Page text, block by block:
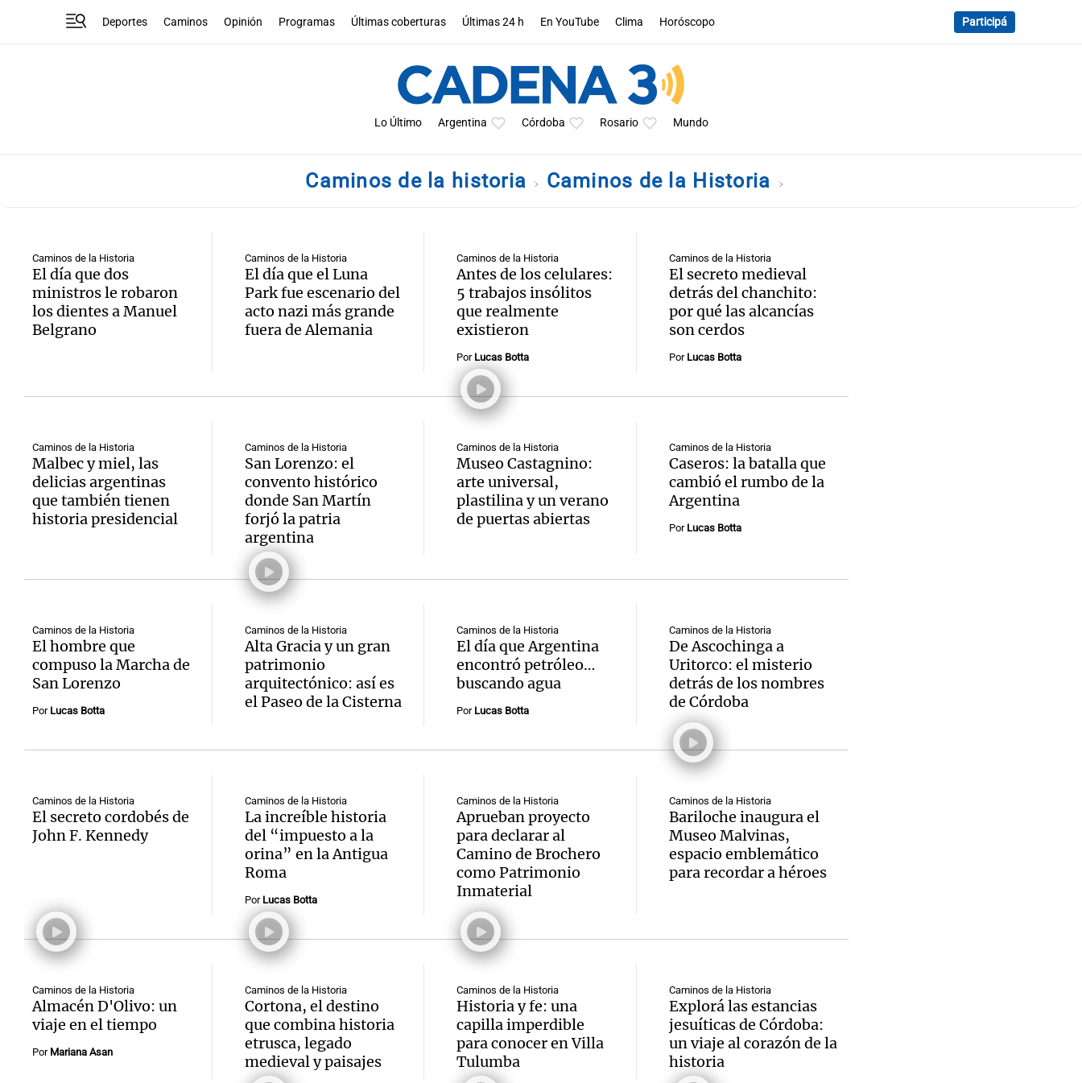
Deportes Caminos Opinión Programas Últimas coberturas Últimas 24 h En YouTube Clima Horóscopo Participá
Lo Último Argentina Córdoba Rosario Mundo
Caminos de la historia Caminos de la Historia
Caminos de la Historia
El día que dos
ministros le robaron
los dientes a Manuel
Belgrano
Caminos de la Historia
El día que el Luna
Park fue escenario del
acto nazi más grande
fuera de Alemania
Caminos de la Historia
Antes de los celulares:
5 trabajos insólitos
que realmente
existieron
Por Lucas Botta
Caminos de la Historia
El secreto medieval
detrás del chanchito:
por qué las alcancías
son cerdos
Por Lucas Botta
Caminos de la Historia
Malbec y miel, las
delicias argentinas
que también tienen
historia presidencial
Caminos de la Historia
San Lorenzo: el
convento histórico
donde San Martín
forjó la patria
argentina
Caminos de la Historia
Museo Castagnino:
arte universal,
plastilina y un verano
de puertas abiertas
Caminos de la Historia
Caseros: la batalla que
cambió el rumbo de la
Argentina
Por Lucas Botta
Caminos de la Historia
El hombre que
compuso la Marcha de
San Lorenzo
Por Lucas Botta
Caminos de la Historia
Alta Gracia y un gran
patrimonio
arquitectónico: así es
el Paseo de la Cisterna
Caminos de la Historia
El día que Argentina
encontró petróleo…
buscando agua
Por Lucas Botta
Caminos de la Historia
De Ascochinga a
Uritorco: el misterio
detrás de los nombres
de Córdoba
Caminos de la Historia
El secreto cordobés de
John F. Kennedy
Caminos de la Historia
La increíble historia
del “impuesto a la
orina” en la Antigua
Roma
Por Lucas Botta
Caminos de la Historia
Aprueban proyecto
para declarar al
Camino de Brochero
como Patrimonio
Inmaterial
Caminos de la Historia
Bariloche inaugura el
Museo Malvinas,
espacio emblemático
para recordar a héroes
Caminos de la Historia
Almacén D'Olivo: un
viaje en el tiempo
Por Mariana Asan
Caminos de la Historia
Cortona, el destino
que combina historia
etrusca, legado
medieval y paisajes
Caminos de la Historia
Historia y fe: una
capilla imperdible
para conocer en Villa
Tulumba
Caminos de la Historia
Explorá las estancias
jesuíticas de Córdoba:
un viaje al corazón de la
historia
Notas Notas
La Sole en Cadena 3
Notas
El huracán de Arequito
Notas
Cadena 3 en Groenlandia